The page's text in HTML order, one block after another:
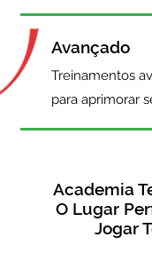
Avançado
Treinamentos
para aprimorar
Academia
O Lugar
Jogar